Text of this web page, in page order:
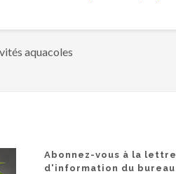
aquacoles
Abonnez-vous à la lettre
d'information du bureau